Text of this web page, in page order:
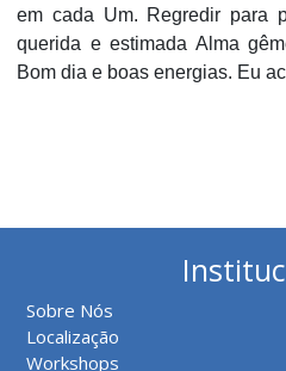
em cada Um. Regredir para
querida e estimada Alma
Bom dia e boas energias. Eu
Sobre Nós
Localização
Workshops